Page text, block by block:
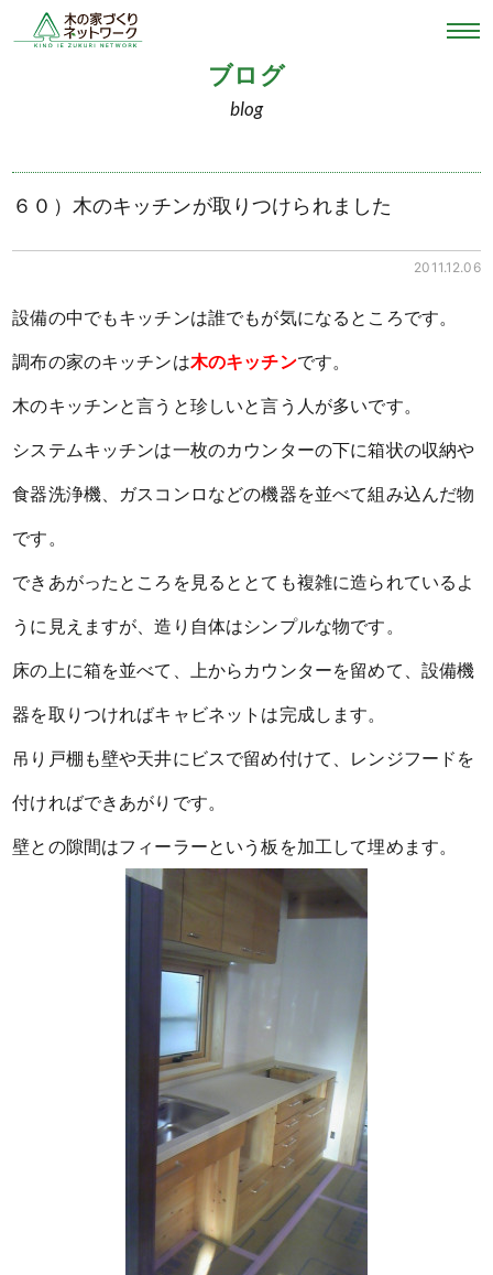
ブログ
blog
６０）木のキッチンが取りつけられました
2011.12.06
設備の中でもキッチンは誰でもが気になるところです。
調布の家のキッチンは木のキッチンです。
木のキッチンと言うと珍しいと言う人が多いです。
システムキッチンは一枚のカウンターの下に箱状の収納や
食器洗浄機、ガスコンロなどの機器を並べて組み込んだ物
です。
できあがったところを見るととても複雑に造られているよ
うに見えますが、造り自体はシンプルな物です。
床の上に箱を並べて、上からカウンターを留めて、設備機
器を取りつければキャビネットは完成します。
吊り戸棚も壁や天井にビスで留め付けて、レンジフードを
付ければできあがりです。
壁との隙間はフィーラーという板を加工して埋めます。